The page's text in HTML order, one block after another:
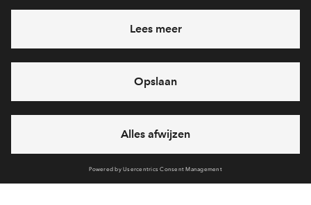
71 22 864
6 dagen per week beschikbaar (behalve tijdens
feestdagen)